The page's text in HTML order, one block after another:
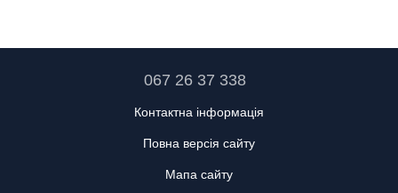
067 26 37 338
Контактна інформація
Повна версія сайту
Мапа сайту